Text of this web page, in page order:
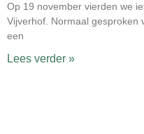
Op 19 november vierden we
Vijverhof. Normaal gesproken
een
Lees verder »